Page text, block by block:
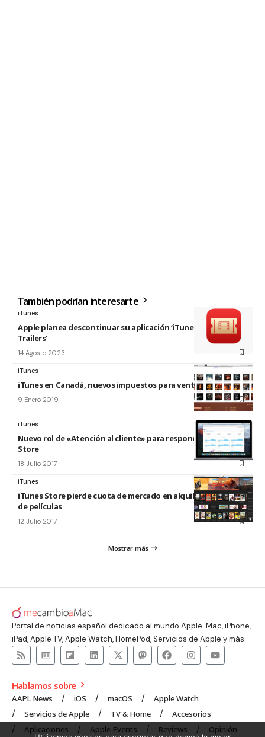
También podrían interesarte
iTunes
Apple planea descontinuar su aplicación ‘iTunes Movie
Trailers’
14 Agosto 2023
iTunes
iTunes en Canadá, nuevos impuestos para ventas
9 Enero 2019
iTunes
Nuevo rol de «Atención al cliente» para responder en la App
Store
18 Julio 2017
iTunes
iTunes Store pierde cuota de mercado en alquiler y compra
de películas
12 Julio 2017
Mostrar más
Portal de noticias español dedicado al mundo Apple: Mac, iPhone,
iPad, Apple TV, Apple Watch, HomePod, Servicios de Apple y más.
Hablamos sobre
AAPL News iOS macOS
Apple Watch
Servicios de Apple
TV & Home
Accesorios
Aplicaciones
Apple Events Reviews Opinión